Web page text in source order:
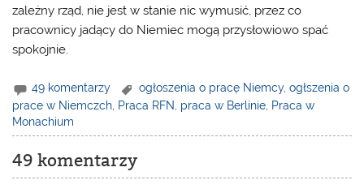
zależny rząd, nie jest w stanie nic wymusić, przez co
pracownicy jadący do Niemiec mogą przysłowiowo spać
spokojnie.
49 komentarzy ogłoszenia o pracę Niemcy,ogłszenia o
prace w Niemczch Praca RFN praca w Berlinie Praca w
Monachium
49 komentarzy